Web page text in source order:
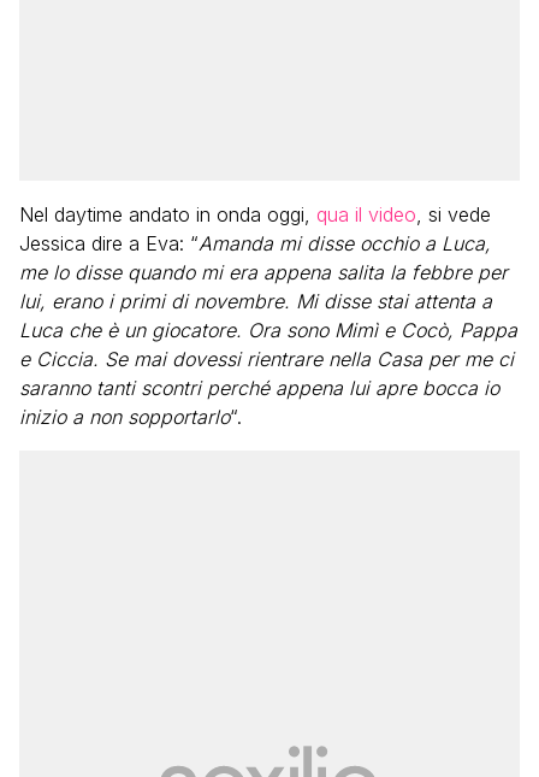
Nel daytime andato in onda oggi, qua il video, si vede
Jessica dire a Eva: “Amanda mi disse occhio a Luca,
me lo disse quando mi era appena salita la febbre per
lui, erano i primi di novembre. Mi disse stai attenta a
Luca che è un giocatore. Ora sono Mimì e Cocò, Pappa
e Ciccia. Se mai dovessi rientrare nella Casa per me ci
saranno tanti scontri perché appena lui apre bocca io
inizio a non sopportarlo“.